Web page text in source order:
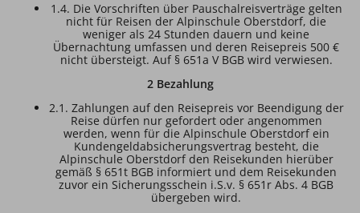
1.4. Die Vorschriften über Pauschalreisverträge gelten
nicht für Reisen der Alpinschule Oberstdorf, die
weniger als 24 Stunden dauern und keine
Übernachtung umfassen und deren Reisepreis 500 €
nicht übersteigt. Auf § 651a V BGB wird verwiesen.
2 Bezahlung
2.1. Zahlungen auf den Reisepreis vor Beendigung der
Reise dürfen nur gefordert oder angenommen
werden, wenn für die Alpinschule Oberstdorf ein
Kundengeldabsicherungsvertrag besteht, die
Alpinschule Oberstdorf den Reisekunden hierüber
gemäß § 651t BGB informiert und dem Reisekunden
zuvor ein Sicherungsschein i.S.v. § 651r Abs. 4 BGB
übergeben wird.